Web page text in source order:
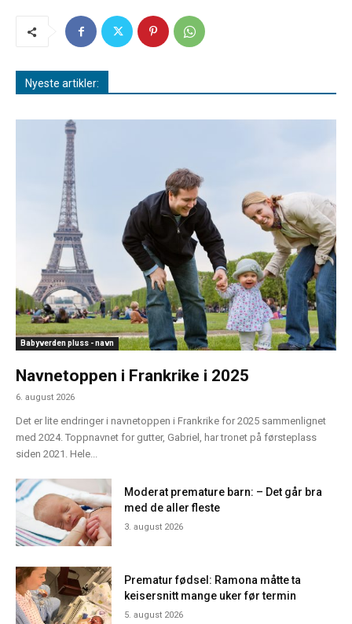
Nyeste artikler:
Babyverden pluss - navn
Navnetoppen i Frankrike i 2025
6. august 2026
Det er lite endringer i navnetoppen i Frankrike for 2025 sammenlignet
med 2024. Toppnavnet for gutter, Gabriel, har tronet på førsteplass
siden 2021. Hele...
Moderat premature barn: – Det går bra
med de aller fleste
3. august 2026
Prematur fødsel: Ramona måtte ta
keisersnitt mange uker før termin
5. august 2026